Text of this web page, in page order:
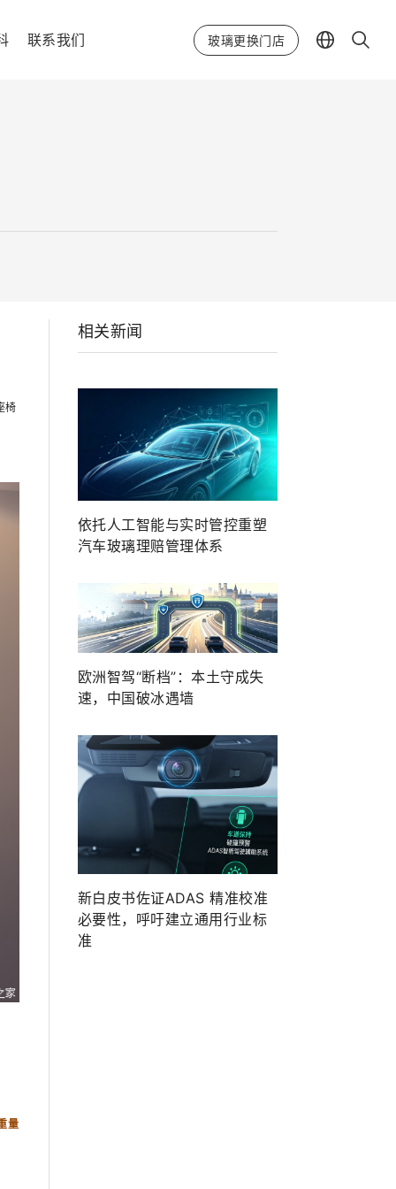
联系我们 玻璃更换门店
椅
量
相关新闻
依托人工智能与实时管控重塑
汽车玻璃理赔管理体系
欧洲智驾“断档”：本土守成失
速，中国破冰遇墙
新白皮书佐证ADAS 精准校准
必要性，呼吁建立通用行业标
准